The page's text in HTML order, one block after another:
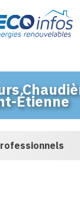
Étienne